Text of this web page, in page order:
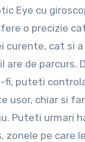
Eye cu
o precizie
curente, cat si
are de parcurs.
fi, puteti
usor, chiar si
Puteti urmari
zonele pe care